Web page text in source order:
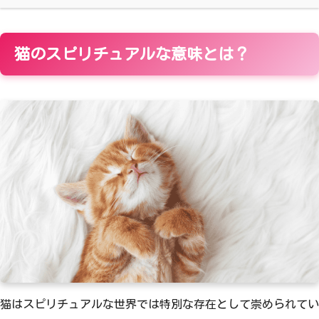
猫のスピリチュアルな意味とは？
猫はスピリチュアルな世界では特別な存在として崇められてい